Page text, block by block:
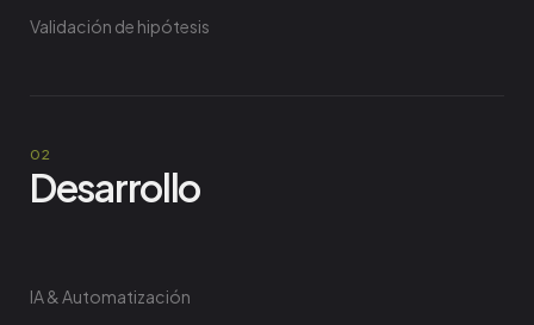
Validación de hipótesis
Desarrollo
IA & Automatización